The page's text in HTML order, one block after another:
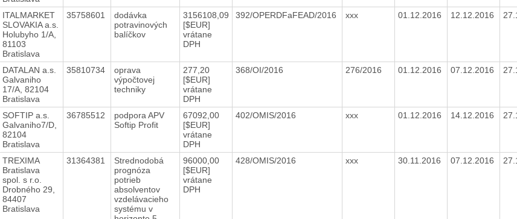
ITALMARKET
SLOVAKIA a.s.
Holubyho 1/A,
81103
Bratislava
35758601
dodávka
potravinových
balíčkov
3156108,09
[$EUR]
vrátane
DPH
392/OPERDFaFEAD/2016 xxx 01.12.2016 12.12.2016
DATALAN a.s.
Galvaniho
17/A, 82104
Bratislava
35810734
oprava
výpočtovej
techniky
277,20
[$EUR]
vrátane
DPH
368/OI/2016 276/2016 01.12.2016 07.12.2016
SOFTIP a.s.
Galvaniho7/D,
82104
Bratislava
36785512
podpora APV
Softip Profit
67092,00
[$EUR]
vrátane
DPH
402/OMIS/2016 xxx 01.12.2016 14.12.2016
TREXIMA
Bratislava
spol. s r.o.
Drobného 29,
84407
Bratislava
31364381
Strednodobá
prognóza
potrieb
absolventov
vzdelávacieho
systému v
96000,00
[$EUR]
vrátane
DPH
428/OMIS/2016 xxx 30.11.2016 07.12.2016